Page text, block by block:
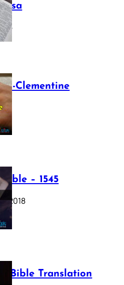
Clementine
– 1545
2018
Bible Translation